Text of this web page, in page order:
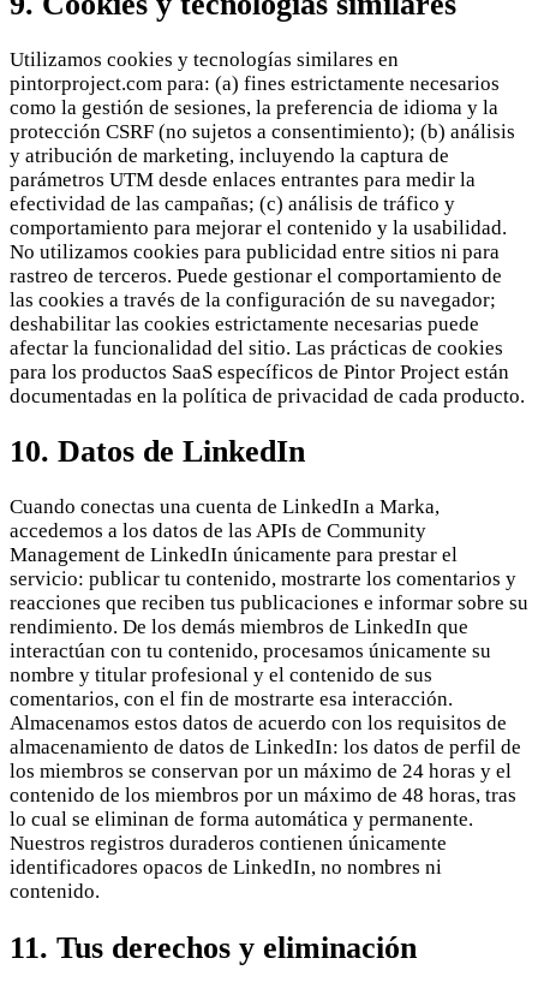
Utilizamos cookies y tecnologías similares en
pintorproject.com para: (a) fines estrictamente necesarios
como la gestión de sesiones, la preferencia de idioma y la
protección CSRF (no sujetos a consentimiento); (b) análisis
y atribución de marketing, incluyendo la captura de
parámetros UTM desde enlaces entrantes para medir la
efectividad de las campañas; (c) análisis de tráfico y
comportamiento para mejorar el contenido y la usabilidad.
No utilizamos cookies para publicidad entre sitios ni para
rastreo de terceros. Puede gestionar el comportamiento de
las cookies a través de la configuración de su navegador;
deshabilitar las cookies estrictamente necesarias puede
afectar la funcionalidad del sitio. Las prácticas de cookies
para los productos SaaS específicos de Pintor Project están
documentadas en la política de privacidad de cada producto.
10. Datos de LinkedIn
Cuando conectas una cuenta de LinkedIn a Marka,
accedemos a los datos de las APIs de Community
Management de LinkedIn únicamente para prestar el
servicio: publicar tu contenido, mostrarte los comentarios y
reacciones que reciben tus publicaciones e informar sobre su
rendimiento. De los demás miembros de LinkedIn que
interactúan con tu contenido, procesamos únicamente su
nombre y titular profesional y el contenido de sus
comentarios, con el fin de mostrarte esa interacción.
Almacenamos estos datos de acuerdo con los requisitos de
almacenamiento de datos de LinkedIn: los datos de perfil de
los miembros se conservan por un máximo de 24 horas y el
contenido de los miembros por un máximo de 48 horas, tras
lo cual se eliminan de forma automática y permanente.
Nuestros registros duraderos contienen únicamente
identificadores opacos de LinkedIn, no nombres ni
contenido.
11. Tus derechos y eliminación